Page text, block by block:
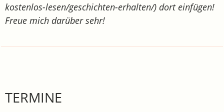
kostenlos-lesen/geschichten-erhalten/) dort einfügen!
Freue mich darüber sehr!
TERMINE